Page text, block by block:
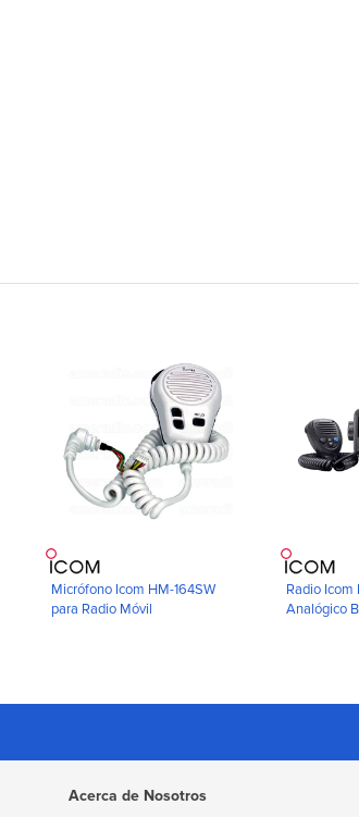
Micrófono Icom HM-164SW
para Radio Móvil
Radio Icom
Analógico
Acerca de Nosotros